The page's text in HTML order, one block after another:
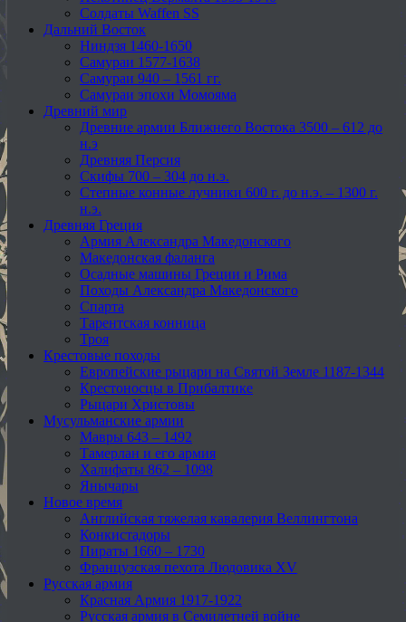
Солдаты Waffen SS
Дальний Восток
Ниндзя 1460-1650
Самураи 1577-1638
Самураи 940 – 1561 гг.
Самураи эпохи Момояма
Древний мир
Древние армии Ближнего Востока 3500 – 612 до
н.э
Древняя Персия
Скифы 700 – 304 до н.э.
Степные конные лучники 600 г. до н.э. – 1300 г.
н.э.
Древняя Греция
Армия Александра Македонского
Македонская фаланга
Осадные машины Греции и Рима
Походы Александра Македонского
Спарта
Тарентская конница
Троя
Крестовые походы
Европейские рыцари на Святой Земле 1187-1344
Крестоносцы в Прибалтике
Рыцари Христовы
Мусульманские армии
Мавры 643 – 1492
Тамерлан и его армия
Халифаты 862 – 1098
Янычары
Новое время
Английская тяжелая кавалерия Веллингтона
Конкистадоры
Пираты 1660 – 1730
Французская пехота Людовика XV
Русская армия
Красная Армия 1917-1922
Русская армия в Семилетней войне